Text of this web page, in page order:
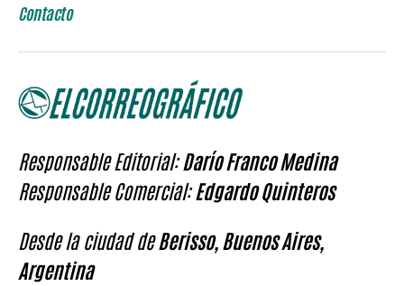
Contacto
Responsable Editorial:Darío Franco Medina
Responsable Comercial:Edgardo Quinteros
Desde la ciudad deBerisso, Buenos Aires,
Argentina